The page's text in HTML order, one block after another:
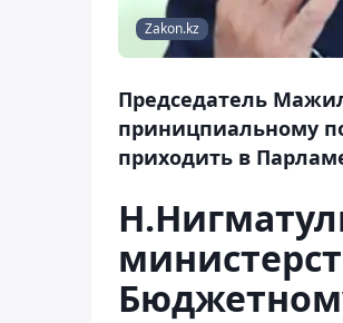
Zakon.kz
Председатель
приницпиальному
приходить в